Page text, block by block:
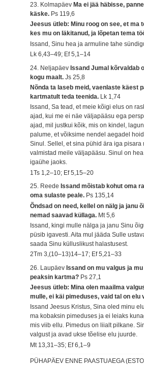
23. Kolmapäev Ma ei jää häbisse,
käske. Ps 119,6
Jeesus ütleb: Minu roog on see, et ma
kes mu on läkitanud, ja lõpetan tema
Issand, Sinu hea ja armuline tahe
Lk 6,43–49; Ef 5,1–14
24. NeljapäevIssand Jumal kõrvaldab
kogu maalt.Js 25,8
Nõnda ta laseb meid, vaenlaste käest
kartmatult teda teenida. Lk 1,74
Issand, Sa tead, et meie kõigi elus on
ajad, kui me ei näe väljapääsu ega
ajad, mil justkui kõik, mis on kindel,
palume, et võiksime nendel aegadel
Sinul. Sellel, et sina pühid ära iga pisara
valmistad meile väljapääsu. Sinul on
igaühe jaoks.
1Ts 1,2–10; Ef 5,15–20
25. Reede Issand mõistab kohut oma
oma sulaste peale. Ps 135,14
Õndsad on need, kellel on nälg ja janu
nemad saavad küllaga. Mt 5,6
Issand, kingi mulle nälga ja janu Sinu
püsib igavesti. Aita mul jääda Sulle
saada Sinu külluslikust halastusest.
2Tm 3,(10–13)14–17; Ef 5,21–33
26. LaupäevIssand on mu valgus ja
peaksin kartma? Ps 27,1
Jeesus ütleb: Mina olen maailma
mulle, ei käi pimeduses, vaid tal on elu
Issand Jeesus Kristus, Sina oled minu
ma kobaksin pimeduses ja ei leiaks
mis viib ellu. Pimedus on liialt pilkane.
valgust ja avad ukse tõelise elu juurde.
Mt 13,31–35; Ef 6,1–9
PÜHAPÄEV ENNE PAASTUAEGA